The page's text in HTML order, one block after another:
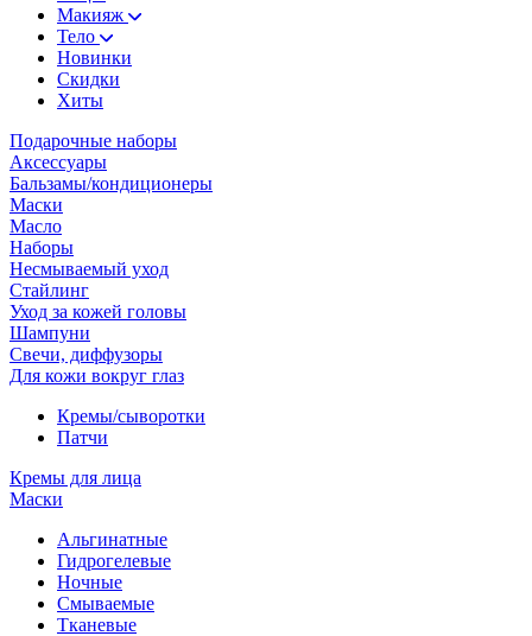
Макияж
Тело
Новинки
Скидки
Хиты
Подарочные наборы
Аксессуары
Бальзамы/кондиционеры
Маски
Масло
Наборы
Несмываемый уход
Стайлинг
Уход за кожей головы
Шампуни
Свечи, диффузоры
Для кожи вокруг глаз
Кремы/сыворотки
Патчи
Кремы для лица
Маски
Альгинатные
Гидрогелевые
Ночные
Смываемые
Тканевые